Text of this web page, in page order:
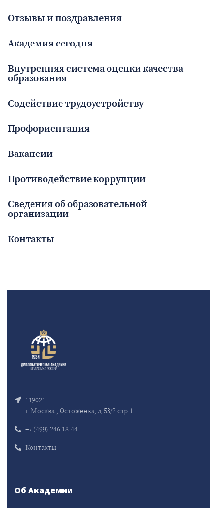
Отзывы и поздравления
Академия сегодня
Внутренняя система оценки качества
образования
Содействие трудоустройству
Профориентация
Вакансии
Противодействие коррупции
Сведения об образовательной
организации
Контакты
119021
г. Москва , Остоженка, д.53/2 стр.1
+7 (499) 246-18-44
Контакты
Об Академии